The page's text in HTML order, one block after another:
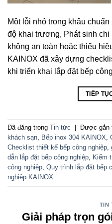
Một lỗi nhỏ trong khâu
độ khai trương, Phát sinh
không an toàn hoặc thiếu
KAINOX đã xây dựng
khi triển khai lắp đặt bếp
TIẾP
Đã đăng trong Tin tức Được gắn
khách sạn, Bếp inox 304 KAINOX,
Checklist thiết kế bếp công nghiệp,
dẫn lắp đặt bếp công nghiệp, Kiểm
công nghiệp, Quy trình lắp đặt bếp
nghiệp KAINOX
TIN
Giải pháp trọn